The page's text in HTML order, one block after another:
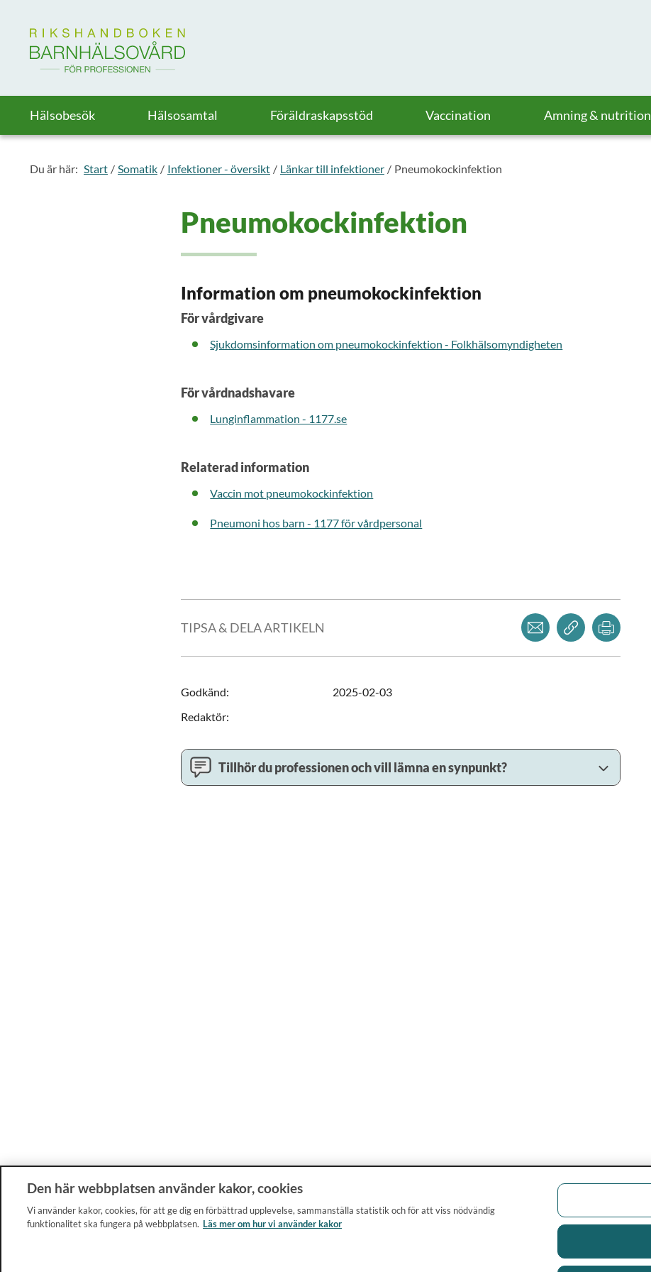
Till startsidan för Rikshandboken i barnhälsovård
Hälsobesök Hälsosamtal Föräldraskapsstöd Vaccination Amning & nutrition
Du är här: Start Somatik Infektioner - översikt Länkar till infektioner Pneumokockinfektion
Pneumokockinfektion
Information om pneumokockinfektion
För vårdgivare
Sjukdomsinformation om pneumokockinfektion - Folkhälsomyndigheten
För vårdnadshavare
Lunginflammation - 1177.se
Relaterad information
Vaccin mot pneumokockinfektion
Pneumoni hos barn - 1177 för vårdpersonal
TIPSA & DELA ARTIKELN
Dela via mejlKopiera länk
Godkänd:
2025-02-03
Redaktör:
Tillhör du professionen och vill lämna en synpunkt?
Den här webbplatsen använder kakor, cookies
Vi använder kakor, cookies, för att ge dig en förbättrad upplevelse, sammanställa statistik och för att viss nödvändig
funktionalitet ska fungera på webbplatsen. Läs mer om hur vi använder kakor